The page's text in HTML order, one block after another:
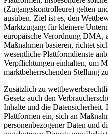
(Zugangskontrolleure) gelten
ausüben. Ziel ist es, den
Marktzugang für kleinere
europäische Verordnung DMA,
Maßnahmen basieren, richtet
wesentliche Plattformdienste
Verpflichtungen einhalten, um
marktbeherrschenden Stellung
Zusätzlich zu
Gesetz auch den
Inhalte und die Datensicherheit.
Plattformen ein, sich an
personenbezogener Daten und